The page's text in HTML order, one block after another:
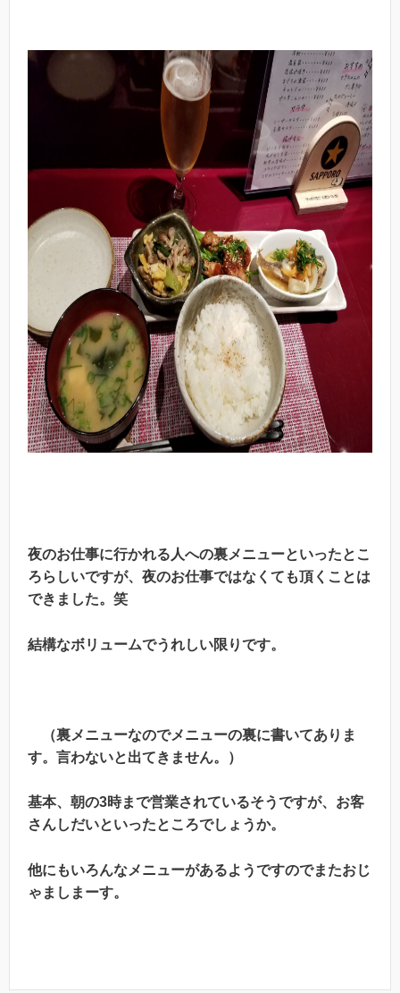
夜のお仕事に行かれる人への裏メニューといったとこ
ろらしいですが、夜のお仕事ではなくても頂くことは
できました。笑
結構なボリュームでうれしい限りです。
（裏メニューなのでメニューの裏に書いてありま
す。言わないと出てきません。）
基本、朝の3時まで営業されているそうですが、お客
さんしだいといったところでしょうか。
他にもいろんなメニューがあるようですのでまたおじ
ゃましまーす。